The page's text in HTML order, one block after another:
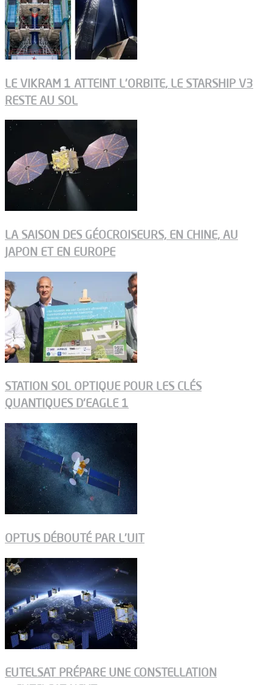
LE VIKRAM 1 ATTEINT L’ORBITE, LE STARSHIP V3
RESTE AU SOL
LA SAISON DES GÉOCROISEURS, EN CHINE, AU
JAPON ET EN EUROPE
STATION SOL OPTIQUE POUR LES CLÉS
QUANTIQUES D’EAGLE 1
OPTUS DÉBOUTÉ PAR L’UIT
EUTELSAT PRÉPARE UNE CONSTELLATION